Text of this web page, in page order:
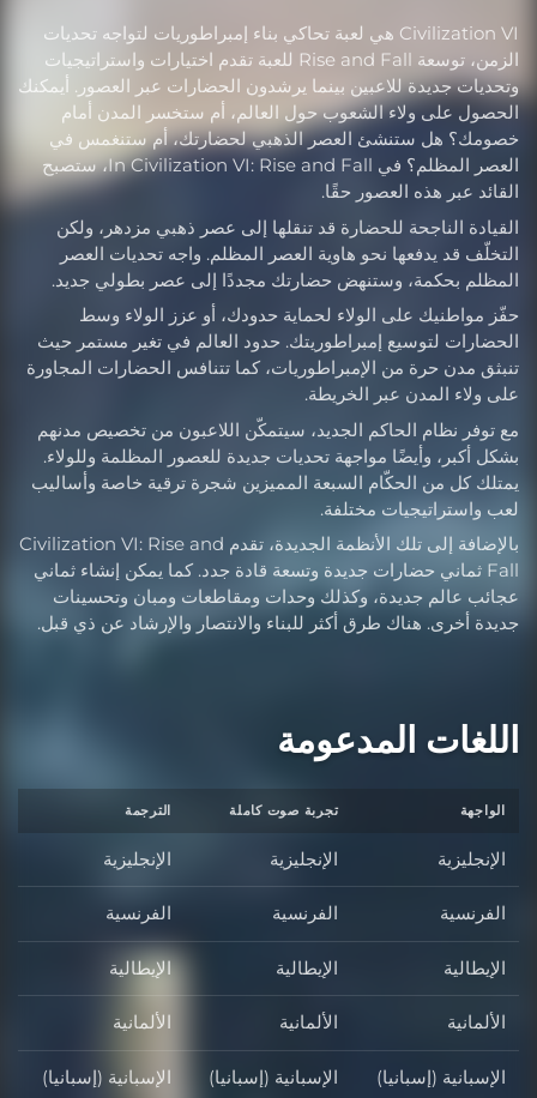
Civilization VI هي لعبة تحاكي بناء إمبراطوريات لتواجه تحديات
الزمن، توسعة Rise and Fall للعبة تقدم اختيارات واستراتيجيات
وتحديات جديدة للاعبين بينما يرشدون الحضارات عبر العصور. أيمكنك
الحصول على ولاء الشعوب حول العالم، أم ستخسر المدن أمام
خصومك؟ هل ستنشئ العصر الذهبي لحضارتك، أم ستنغمس في
العصر المظلم؟ في In Civilization VI: Rise and Fall، ستصبح
القائد عبر هذه العصور حقًا.
القيادة الناجحة للحضارة قد تنقلها إلى عصر ذهبي مزدهر، ولكن
التخلّف قد يدفعها نحو هاوية العصر المظلم. واجه تحديات العصر
المظلم بحكمة، وستنهض حضارتك مجددًا إلى عصر بطولي جديد.
حفّز مواطنيك على الولاء لحماية حدودك، أو عزز الولاء وسط
الحضارات لتوسيع إمبراطوريتك. حدود العالم في تغير مستمر حيث
تنبثق مدن حرة من الإمبراطوريات، كما تتنافس الحضارات المجاورة
على ولاء المدن عبر الخريطة.
مع توفر نظام الحاكم الجديد، سيتمكّن اللاعبون من تخصيص مدنهم
بشكل أكبر، وأيضًا مواجهة تحديات جديدة للعصور المظلمة وللولاء.
يمتلك كل من الحكّام السبعة المميزين شجرة ترقية خاصة وأساليب
لعب واستراتيجيات مختلفة.
بالإضافة إلى تلك الأنظمة الجديدة، تقدم Civilization VI: Rise and
Fall ثماني حضارات جديدة وتسعة قادة جدد. كما يمكن إنشاء ثماني
عجائب عالم جديدة، وكذلك وحدات ومقاطعات ومبان وتحسينات
جديدة أخرى. هناك طرق أكثر للبناء والانتصار والإرشاد عن ذي قبل.
اللغات المدعومة
الواجهة تجربة صوت كاملة الترجمة
الإنجليزية الإنجليزية الإنجليزية
الفرنسية الفرنسية الفرنسية
الإيطالية الإيطالية الإيطالية
الألمانية الألمانية الألمانية
الإسبانية (إسبانيا) الإسبانية (إسبانيا) الإسبانية (إسبانيا)